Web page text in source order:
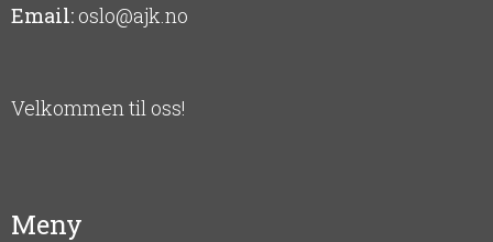
Email: oslo@ajk.no
Velkommen til oss!
Meny